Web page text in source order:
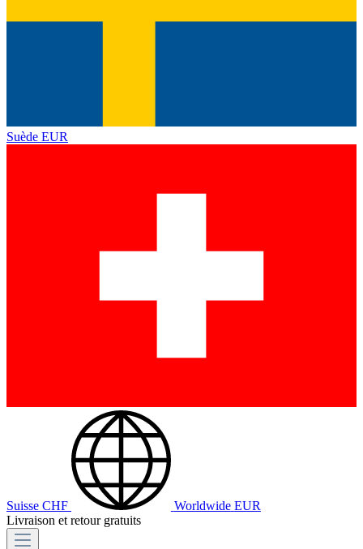
Suède EUR
Suisse CHF Worldwide EUR
Livraison et retour gratuits